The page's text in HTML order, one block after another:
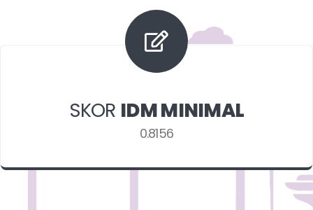
SKOR IDM MINIMAL
0.8156